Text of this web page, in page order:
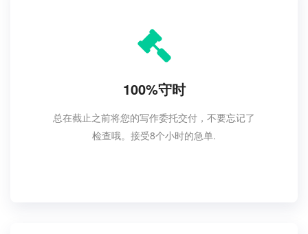
100%守时
总在截止之前将您的写作委托交付，不要忘记了
检查哦。接受8个小时的急单.